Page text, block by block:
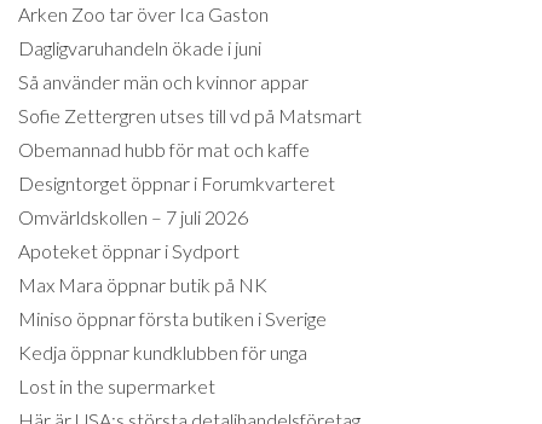
Arken Zoo tar över Ica Gaston
Dagligvaruhandeln ökade i juni
Så använder män och kvinnor appar
Sofie Zettergren utses till vd på Matsmart
Obemannad hubb för mat och kaffe
Designtorget öppnar i Forumkvarteret
Omvärldskollen – 7 juli 2026
Apoteket öppnar i Sydport
Max Mara öppnar butik på NK
Miniso öppnar första butiken i Sverige
Kedja öppnar kundklubben för unga
Lost in the supermarket